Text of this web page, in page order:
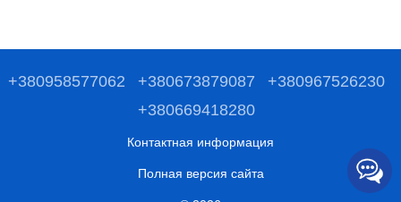
+380958577062 +380673879087
+380967526230
+380669418280
Контактная информация
Полная версия сайта